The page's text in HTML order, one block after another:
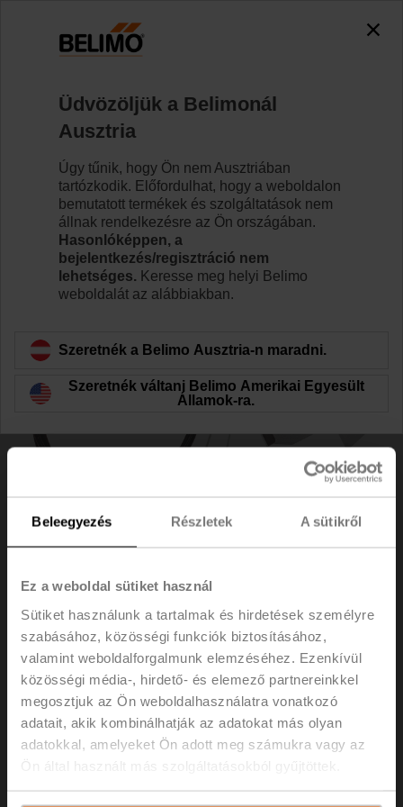
Beleegyezés Részletek A sütikről
Ez a weboldal sütiket használ
Sütiket használunk a tartalmak és hirdetések személyre
szabásához, közösségi funkciók biztosításához,
valamint weboldalforgalmunk elemzéséhez. Ezenkívül
közösségi média-, hirdető- és elemező partnereinkkel
megosztjuk az Ön weboldalhasználatra vonatkozó
adatait, akik kombinálhatják az adatokat más olyan
adatokkal, amelyeket Ön adott meg számukra vagy az
Ön által használt más szolgáltatásokból gyűjtöttek.
ZH24-1-A
Vissza a termékkategóriához
ZH24-1-A
Tengelyfűtés LV.., NV.., SV.. hajtómű esetén
Listaár
147,00 €
bevásárlókosárhoz
Üdvözöljük a Belimonál
Ausztria
Úgy tűnik, hogy Ön nem Ausztriában
tartózkodik. Előfordulhat, hogy a weboldalon
bemutatott termékek és szolgáltatások nem
állnak rendelkezésre az Ön országában.
Hasonlóképpen, a
bejelentkezés/regisztráció nem
lehetséges. Keresse meg helyi Belimo
weboldalát az alábbiakban.
Szeretnék a Belimo Ausztria-n maradni.
Szeretnék váltani Belimo Amerikai Egyesült
Államok-ra.